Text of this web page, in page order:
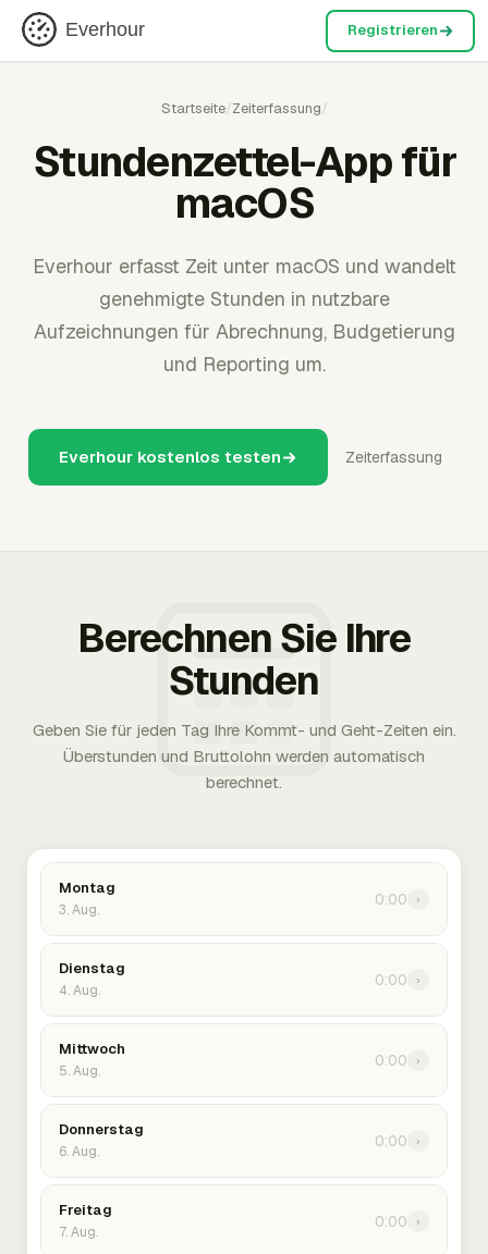
Everhour Registrieren
Startseite/Zeiterfassung/
Stundenzettel-App für
macOS
Everhour erfasst Zeit unter macOS und wandelt
genehmigte Stunden in nutzbare
Aufzeichnungen für Abrechnung, Budgetierung
und Reporting um.
Everhour kostenlos testen Zeiterfassung
Berechnen Sie Ihre
Stunden
Geben Sie für jeden Tag Ihre Kommt- und Geht-Zeiten ein.
Überstunden und Bruttolohn werden automatisch
berechnet.
Montag
3. Aug.
0:00 ›
Dienstag
4. Aug.
0:00 ›
Mittwoch
5. Aug.
0:00 ›
Donnerstag
6. Aug.
0:00 ›
Freitag
7. Aug.
0:00 ›